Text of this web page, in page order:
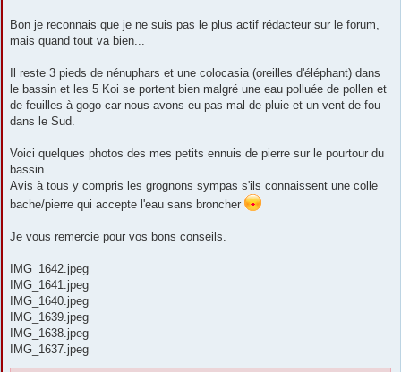
Bon je reconnais que je ne suis pas le plus actif rédacteur sur le forum,
mais quand tout va bien...
Il reste 3 pieds de nénuphars et une colocasia (oreilles d'éléphant) dans
le bassin et les 5 Koi se portent bien malgré une eau polluée de pollen et
de feuilles à gogo car nous avons eu pas mal de pluie et un vent de fou
dans le Sud.
Voici quelques photos des mes petits ennuis de pierre sur le pourtour du
bassin.
Avis à tous y compris les grognons sympas s'ils connaissent une colle
bache/pierre qui accepte l'eau sans broncher
Je vous remercie pour vos bons conseils.
IMG_1642.jpeg
IMG_1641.jpeg
IMG_1640.jpeg
IMG_1639.jpeg
IMG_1638.jpeg
IMG_1637.jpeg